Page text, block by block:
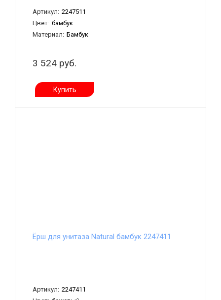
Артикул: 2247511
Цвет: бамбук
Материал: Бамбук
3 524 руб.
Купить
Ёрш для унитаза Natural бамбук 2247411
Артикул: 2247411